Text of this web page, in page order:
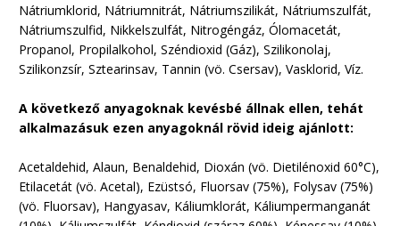
Nátriumklorid, Nátriumnitrát, Nátriumszilikát, Nátriumszulfát,
Nátriumszulfid, Nikkelszulfát, Nitrogéngáz, Ólomacetát,
Propanol, Propilalkohol, Széndioxid (Gáz), Szilikonolaj,
Szilikonzsír, Sztearinsav, Tannin (vö. Csersav), Vasklorid, Víz.
A következő anyagoknak kevésbé állnak ellen, tehát
alkalmazásuk ezen anyagoknál rövid ideig ajánlott:
Acetaldehid, Alaun, Benaldehid, Dioxán (vö. Dietilénoxid 60°C),
Etilacetát (vö. Acetal), Ezüstsó, Fluorsav (75%), Folysav (75%)
(vö. Fluorsav), Hangyasav, Káliumklorát, Káliumpermanganát